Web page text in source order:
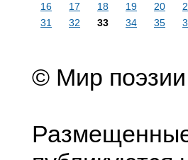
16
17 18 19 20
31
32 33 34 35
© Мир